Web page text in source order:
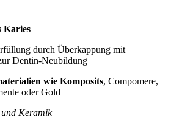
Karies
durch Überkappung mit
Dentin-Neubildung
wie Komposits, Compomere,
oder Gold
Keramik